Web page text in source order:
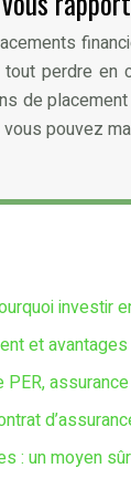
perdre en
de
pouvez
investir
et
: un moyen